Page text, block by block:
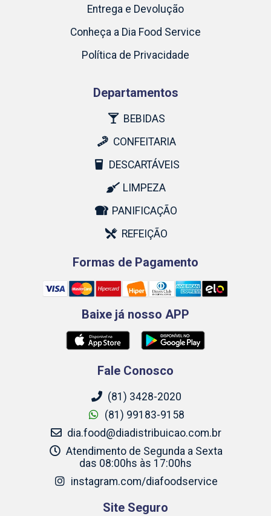
Entrega e Devolução
Conheça a Dia Food Service
Política de Privacidade
Departamentos
BEBIDAS
CONFEITARIA
DESCARTÁVEIS
LIMPEZA
PANIFICAÇÃO
REFEIÇÃO
Formas de Pagamento
Baixe já nosso APP
Fale Conosco
(81) 3428-2020
(81) 99183-9158
dia.food@diadistribuicao.com.br
Atendimento de Segunda a Sexta
das 08:00hs às 17:00hs
instagram.com/diafoodservice
Site Seguro